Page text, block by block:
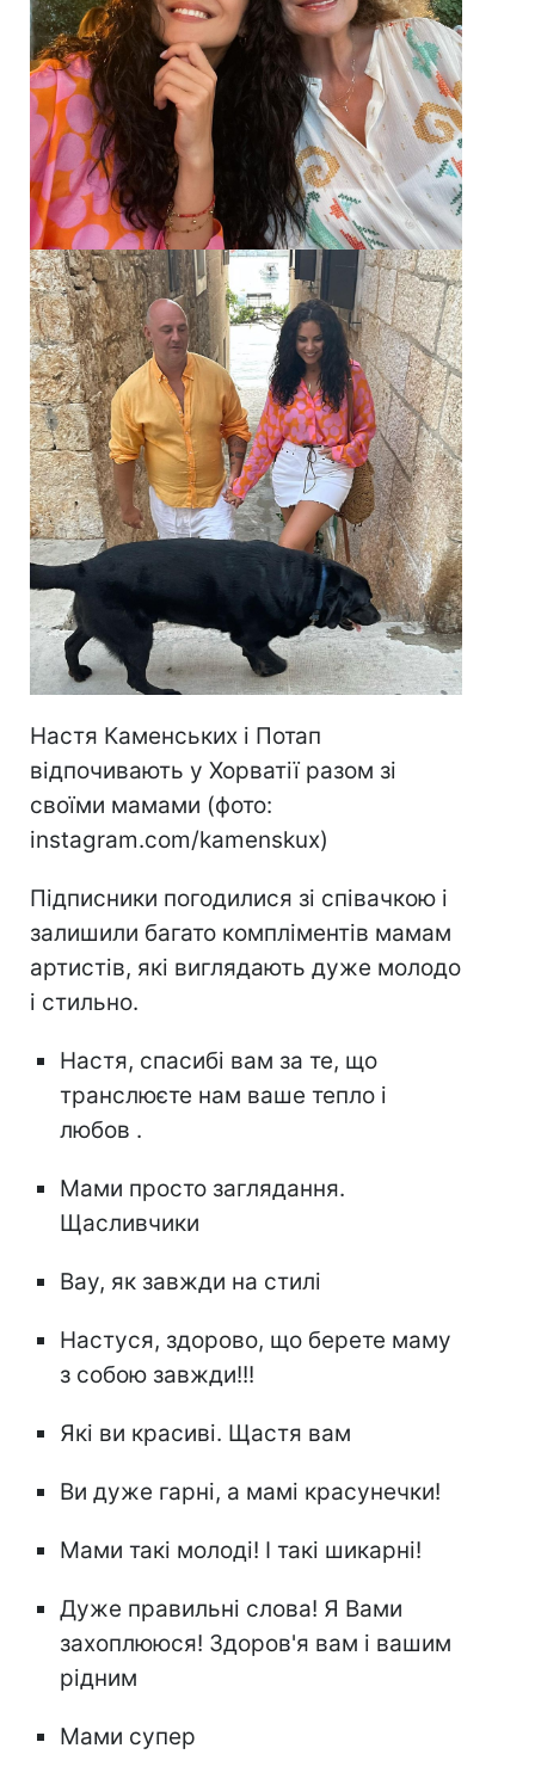
Настя Каменських і Потап
відпочивають у Хорватії разом зі
своїми мамами (фото:
instagram.com/kamenskux)
Підписники погодилися зі співачкою і
залишили багато компліментів мамам
артистів, які виглядають дуже молодо
і стильно.
Настя, спасибі вам за те, що
транслюєте нам ваше тепло і
любов .
Мами просто заглядання.
Щасливчики
Вау, як завжди на стилі
Настуся, здорово, що берете маму
з собою завжди!!!
Які ви красиві. Щастя вам
Ви дуже гарні, а мамі красунечки!
Мами такі молоді! І такі шикарні!
Дуже правильні слова! Я Вами
захоплююся! Здоров'я вам і вашим
рідним
Мами супер